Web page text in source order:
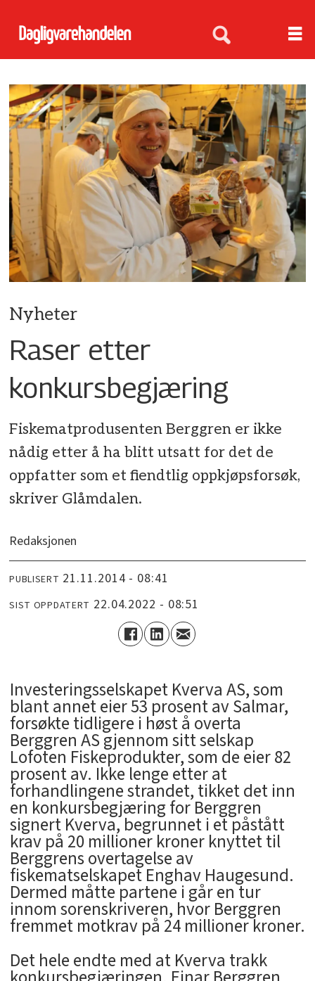
Nyheter
Raser etter
konkursbegjæring
Fiskematprodusenten Berggren er ikke
nådig etter å ha blitt utsatt for det de
oppfatter som et fiendtlig oppkjøpsforsøk,
skriver Glåmdalen.
Redaksjonen
PUBLISERT 21.11.2014 - 08:41
SIST OPPDATERT 22.04.2022 - 08:51
Investeringsselskapet Kverva AS, som
blant annet eier 53 prosent av Salmar,
forsøkte tidligere i høst å overta
Berggren AS gjennom sitt selskap
Lofoten Fiskeprodukter, som de eier 82
prosent av. Ikke lenge etter at
forhandlingene strandet, tikket det inn
en konkursbegjæring for Berggren
signert Kverva, begrunnet i et påstått
krav på 20 millioner kroner knyttet til
Berggrens overtagelse av
fiskematselskapet Enghav Haugesund.
Dermed måtte partene i går en tur
innom sorenskriveren, hvor Berggren
fremmet motkrav på 24 millioner kroner.
Det hele endte med at Kverva trakk